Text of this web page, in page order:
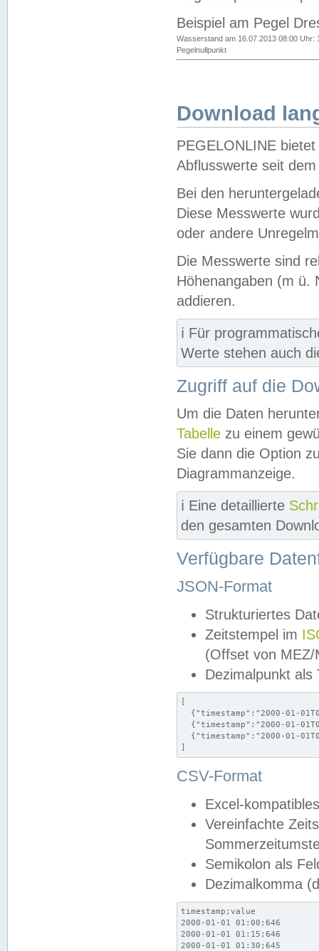
Beispiel am Pegel
Wasserstand am 16.07.2013 08:00 Uhr:
Pegelnullpunkt
Download
PEGELONLINE
Abflusswerte seit
Bei den
Diese Messwerte
oder andere
Die Messwerte sind
Höhenangaben (m ü.
addieren.
ℹ️ Für
Werte stehen auch
Zugriff auf die
Um die Daten
Tabelle zu einem
Sie dann die Option
Diagrammanzeige.
ℹ️ Eine detaillierte
den gesamten
Verfügbare
JSON-Format
Strukturiertes
Zeitstempel im
(Offset von MEZ/
Dezimalpunkt als
[
{"timestamp":"2000-01-
{"timestamp":"2000-01-
{"timestamp":"2000-01-
]
CSV-Format
Excel-
Vereinfachte
Semikolon als
Dezimalkomma
timestamp;value
2000-01-01 01:00;646
2000-01-01 01:15;646
2000-01-01 01:30;645